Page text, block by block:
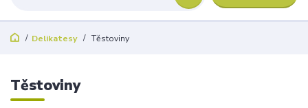
Delikatesy Těstoviny
Těstoviny